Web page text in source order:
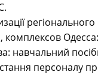
навчальний
персоналу